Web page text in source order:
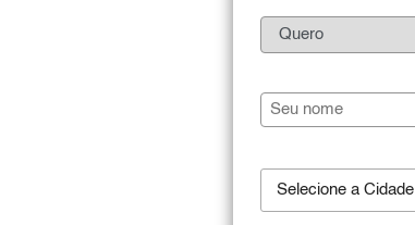
Selecione a Cidade